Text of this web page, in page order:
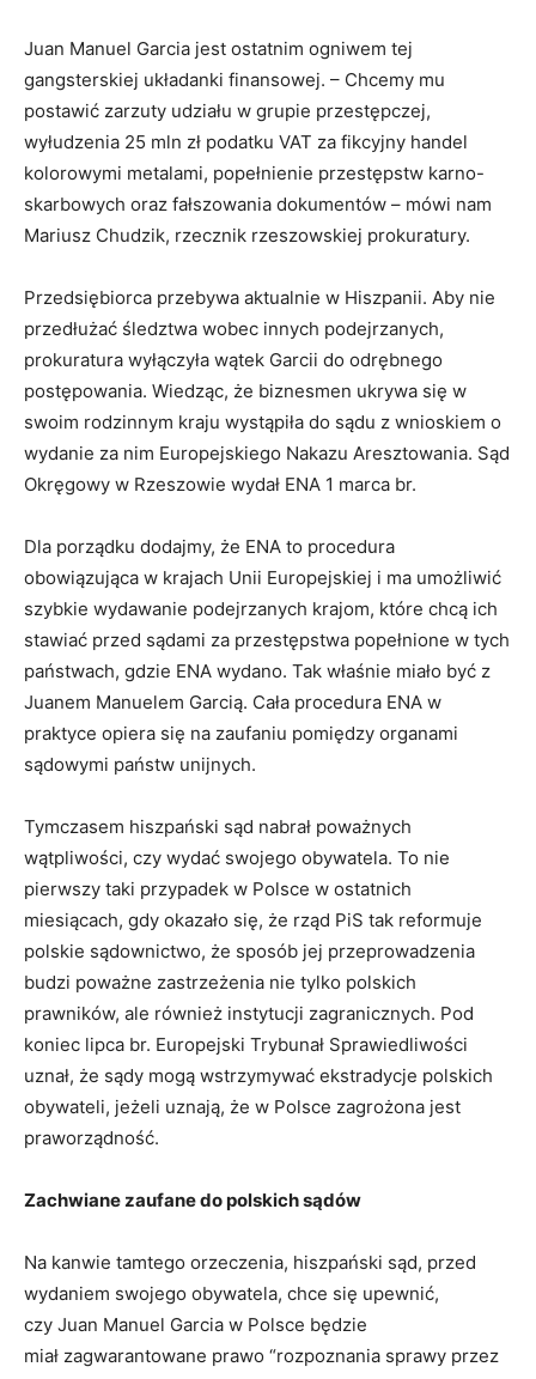
Juan Manuel Garcia jest ostatnim ogniwem tej
gangsterskiej układanki finansowej. – Chcemy mu
postawić zarzuty udziału w grupie przestępczej,
wyłudzenia 25 mln zł podatku VAT za fikcyjny handel
kolorowymi metalami, popełnienie przestępstw karno-
skarbowych oraz fałszowania dokumentów – mówi nam
Mariusz Chudzik, rzecznik rzeszowskiej prokuratury.
Przedsiębiorca przebywa aktualnie w Hiszpanii. Aby nie
przedłużać śledztwa wobec innych podejrzanych,
prokuratura wyłączyła wątek Garcii do odrębnego
postępowania. Wiedząc, że biznesmen ukrywa się w
swoim rodzinnym kraju wystąpiła do sądu z wnioskiem o
wydanie za nim Europejskiego Nakazu Aresztowania. Sąd
Okręgowy w Rzeszowie wydał ENA 1 marca br.
Dla porządku dodajmy, że ENA to procedura
obowiązująca w krajach Unii Europejskiej i ma umożliwić
szybkie wydawanie podejrzanych krajom, które chcą ich
stawiać przed sądami za przestępstwa popełnione w tych
państwach, gdzie ENA wydano. Tak właśnie miało być z
Juanem Manuelem Garcią. Cała procedura ENA w
praktyce opiera się na zaufaniu pomiędzy organami
sądowymi państw unijnych.
Tymczasem hiszpański sąd nabrał poważnych
wątpliwości, czy wydać swojego obywatela. To nie
pierwszy taki przypadek w Polsce w ostatnich
miesiącach, gdy okazało się, że rząd PiS tak reformuje
polskie sądownictwo, że sposób jej przeprowadzenia
budzi poważne zastrzeżenia nie tylko polskich
prawników, ale również instytucji zagranicznych. Pod
koniec lipca br. Europejski Trybunał Sprawiedliwości
uznał, że sądy mogą wstrzymywać ekstradycje polskich
obywateli, jeżeli uznają, że w Polsce zagrożona jest
praworządność.
Zachwiane zaufane do polskich sądów
Na kanwie tamtego orzeczenia, hiszpański sąd, przed
wydaniem swojego obywatela, chce się upewnić,
czy Juan Manuel Garcia w Polsce będzie
miał zagwarantowane prawo “rozpoznania sprawy przez